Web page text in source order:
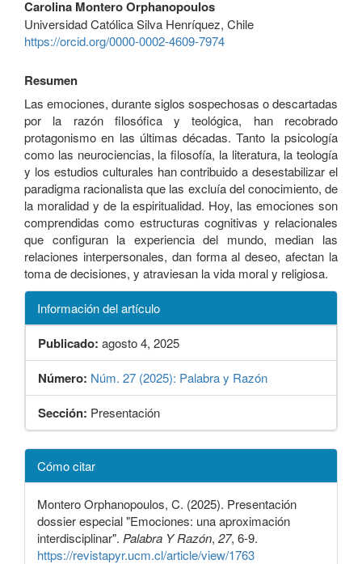
principal
del
artículo
Carolina Montero Orphanopoulos
Universidad Católica Silva Henríquez, Chile
https://orcid.org/0000-0002-4609-7974
Resumen
Las emociones, durante siglos sospechosas o descartadas
por la razón filosófica y teológica, han recobrado
protagonismo en las últimas décadas. Tanto la psicología
como las neurociencias, la filosofía, la literatura, la teología
y los estudios culturales han contribuido a desestabilizar el
paradigma racionalista que las excluía del conocimiento, de
la moralidad y de la espiritualidad. Hoy, las emociones son
comprendidas como estructuras cognitivas y relacionales
que configuran la experiencia del mundo, median las
relaciones interpersonales, dan forma al deseo, afectan la
toma de decisiones, y atraviesan la vida moral y religiosa.
Información del artículo
Publicado: agosto 4, 2025
Número: Núm. 27 (2025): Palabra y Razón
Sección: Presentación
Detalles
del
artículo
Cómo citar
Montero Orphanopoulos, C. (2025). Presentación
dossier especial "Emociones: una aproximación
interdisciplinar". Palabra Y Razón, 27, 6-9.
https://revistapyr.ucm.cl/article/view/1763